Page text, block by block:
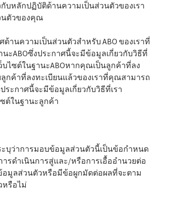
หลักปฏิบัติด้านความเป็นส่วนตัวของเรา
นตัวของคุณ
ด้านความเป็นส่วนตัวสำหรับ ABO ของเราที่
ะABOซึ่งประกาศนี้จะมีข้อมูลเกี่ยวกับวิธีที่
ไซต์ในฐานะABOหากคุณเป็นลูกค้าที่ลง
กค้าที่ลงทะเบียนแล้วของเราที่คุณสามารถ
ระกาศนี้จะมีข้อมูลเกี่ยวกับวิธีที่เรา
ต์ในฐานะลูกค้า
บุว่าการมอบข้อมูลส่วนตัวนี้เป็นข้อกำหนด
ดำเนินการสู่และ/หรือการเอื้ออำนวยต่อ
มูลส่วนตัวหรือมีข้อผูกมัดต่อผลที่จะตาม
หรือไม่